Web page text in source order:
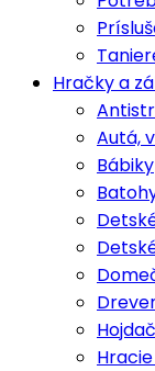
Hračky a
Autá,
Bábiky